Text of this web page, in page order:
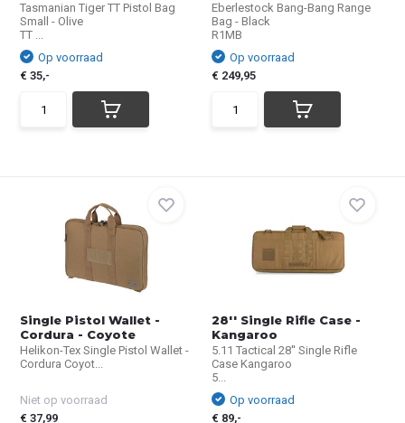
Tasmanian Tiger TT Pistol Bag
Small - Olive
TT ...
Op voorraad
€ 35,-
Eberlestock Bang-Bang Range
Bag - Black
R1MB
Op voorraad
€ 249,95
Single Pistol Wallet -
Cordura - Coyote
Helikon-Tex Single Pistol Wallet -
Cordura Coyot...
Niet op voorraad
€ 37,99
28'' Single Rifle Case -
Kangaroo
5.11 Tactical 28'' Single Rifle
Case Kangaroo
5...
Op voorraad
€ 89,-